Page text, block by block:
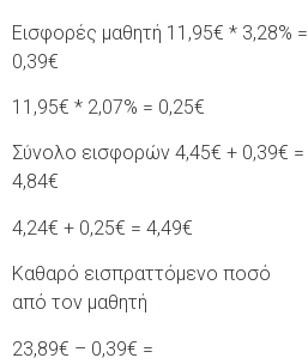
Εισφορές μαθητή 11,95€ * 3,28% =
0,39€
11,95€ * 2,07% = 0,25€
Σύνολο εισφορών 4,45€ + 0,39€ =
4,84€
4,24€ + 0,25€ = 4,49€
Καθαρό εισπραττόμενο ποσό
από τον μαθητή
23,89€ – 0,39€ =